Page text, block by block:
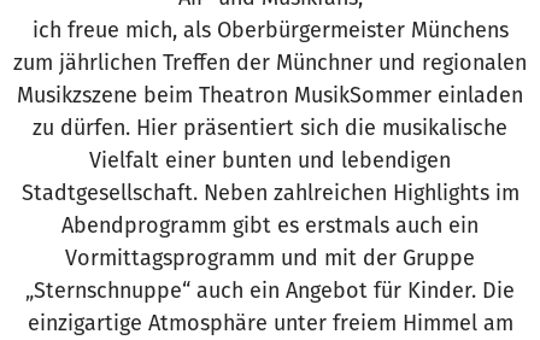
ich freue mich, als Oberbürgermeister Münchens
zum jährlichen Treffen der Münchner und regionalen
Musikzszene beim Theatron MusikSommer einladen
zu dürfen. Hier präsentiert sich die musikalische
Vielfalt einer bunten und lebendigen
Stadtgesellschaft. Neben zahlreichen Highlights im
Abendprogramm gibt es erstmals auch ein
Vormittagsprogramm und mit der Gruppe
„Sternschnuppe“ auch ein Angebot für Kinder. Die
einzigartige Atmosphäre unter freiem Himmel am